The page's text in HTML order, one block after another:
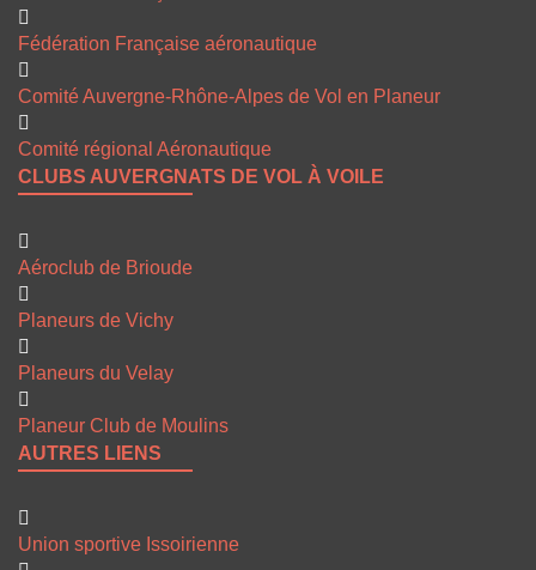
Fédération Française aéronautique
Comité Auvergne-Rhône-Alpes de Vol en Planeur
Comité régional Aéronautique
CLUBS AUVERGNATS DE VOL À VOILE
Aéroclub de Brioude
Planeurs de Vichy
Planeurs du Velay
Planeur Club de Moulins
AUTRES LIENS
Union sportive Issoirienne